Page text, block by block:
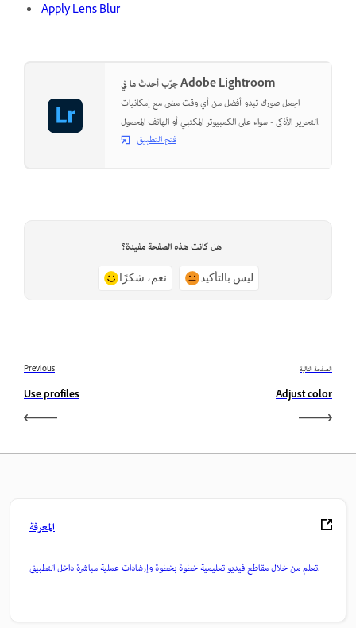
Apply Lens Blur
جرّب أحدث ما في Adobe Lightroom
اجعل صورك تبدو أفضل من أي وقت مضى مع إمكانيات
التحرير الأذكى - سواء على الكمبيوتر المكتبي أو الهاتف المحمول.
فتح التطبيق
هل كانت هذه الصفحة مفيدة؟
نعم، شكرًا ليس بالتأكيد
Previous
Use profiles
الصفحة التالية
Adjust color
المعرفة
تعلم من خلال مقاطع فيديو تعليمية خطوة بخطوة وإرشادات عملية مباشرة داخل التطبيق.